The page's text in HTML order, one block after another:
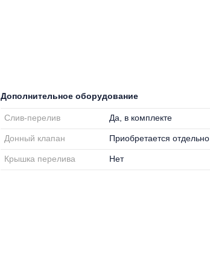
Дополнительное оборудование
Слив-перелив Да, в комплекте
Донный клапан Приобретается отдельно
Крышка перелива Нет